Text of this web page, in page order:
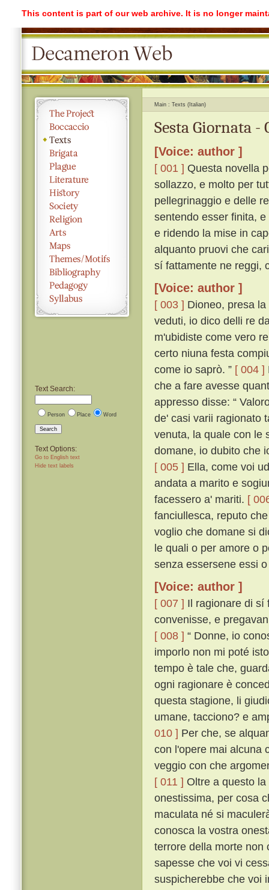
This content is part of our web archive. It is no longer
Text Search:
Person Place Word
Search
Text Options:
Go to English text
Hide text labels
Main Texts (Italian)
Sesta Giornata -
[Voice: author ]
[ 001 ] Questa novella
sollazzo, e molto per
pellegrinaggio e delle
sentendo esser finita,
e ridendo la mise in
alquanto pruovi che
sí fattamente ne reggi,
[Voice: author ]
[ 003 ] Dioneo, presa
veduti, io dico delli re
m'ubidiste come vero
certo niuna festa
come io saprò. ” [ 004 ]
che a fare avesse
appresso disse: “
de' casi varii ragionato
venuta, la quale con le
domane, io dubito che
[ 005 ] Ella, come voi
andata a marito e
facessero a' mariti. [
fanciullesca, reputo
voglio che domane si
le quali o per amore o
senza essersene essi
[Voice: author ]
[ 007 ] Il ragionare di sí
convenisse, e
[ 008 ] “ Donne, io
imporlo non mi poté
tempo è tale che,
ogni ragionare è
questa stagione, li
umane, tacciono? e
010 ] Per che, se
con l'opere mai alcuna
veggio con che
[ 011 ] Oltre a questo
onestissima, per cosa
maculata né si
conosca la vostra
terrore della morte
sapesse che voi vi
suspicherebbe che voi